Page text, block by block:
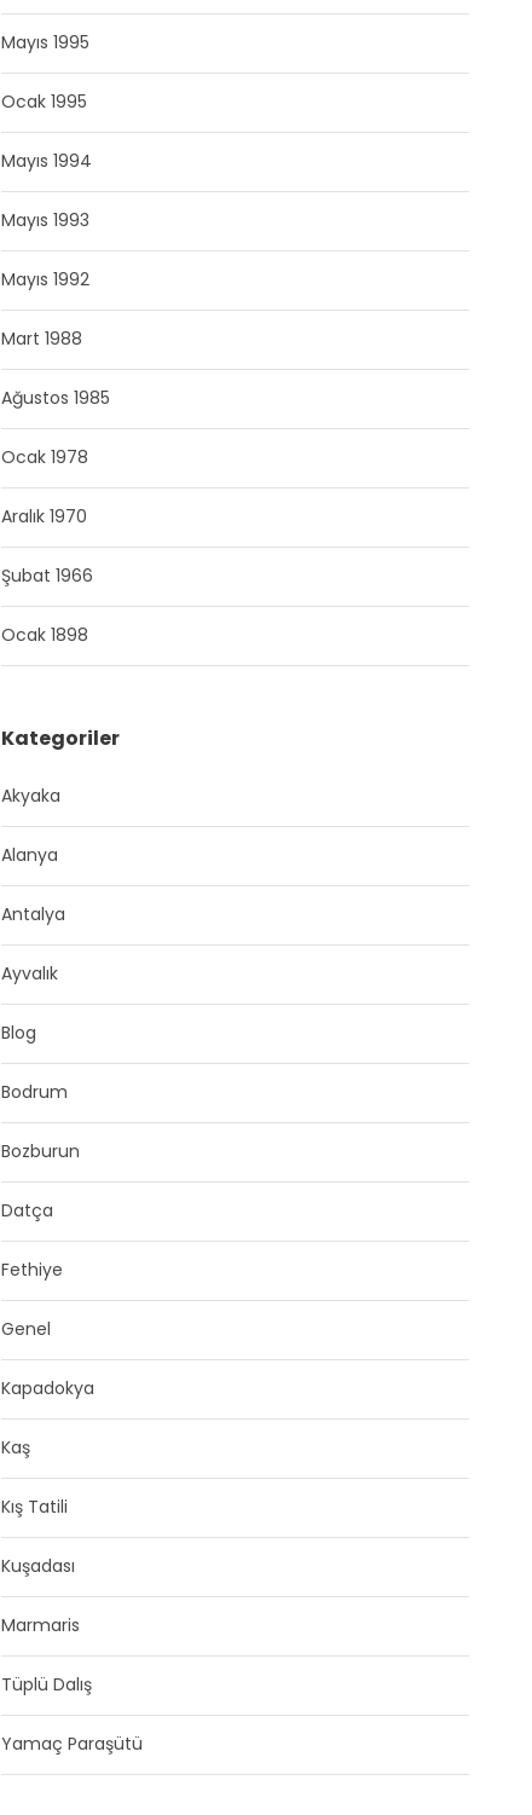
Mayıs 1995
Ocak 1995
Mayıs 1994
Mayıs 1993
Mayıs 1992
Mart 1988
Ağustos 1985
Ocak 1978
Aralık 1970
Şubat 1966
Ocak 1898
Kategoriler
Akyaka
Alanya
Antalya
Ayvalık
Blog
Bodrum
Bozburun
Datça
Fethiye
Genel
Kapadokya
Kaş
Kış Tatili
Kuşadası
Marmaris
Tüplü Dalış
Yamaç Paraşütü